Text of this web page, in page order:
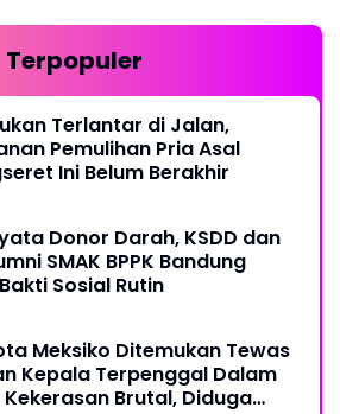
Terpopuler
Terlantar di Jalan,
Pemulihan Pria Asal
Ini Belum Berakhir
Donor Darah, KSDD dan
SMAK BPPK Bandung
Sosial Rutin
Meksiko Ditemukan Tewas
Kepala Terpenggal Dalam
Kekerasan Brutal, Diduga